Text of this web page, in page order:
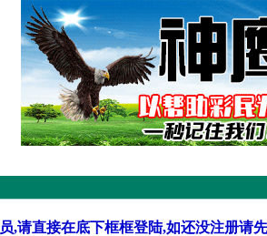
,请直接在底下框框登陆,如还没注册请